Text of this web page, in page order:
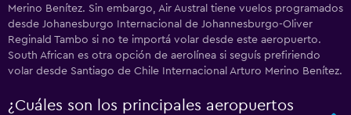
Merino Benítez. Sin embargo, Air Austral tiene vuelos programados
desde Johanesburgo Internacional de Johannesburgo-Oliver
Reginald Tambo si no te importá volar desde este aeropuerto.
South African es otra opción de aerolínea si seguís prefiriendo
volar desde Santiago de Chile Internacional Arturo Merino Benítez.
¿Cuáles son los principales aeropuertos